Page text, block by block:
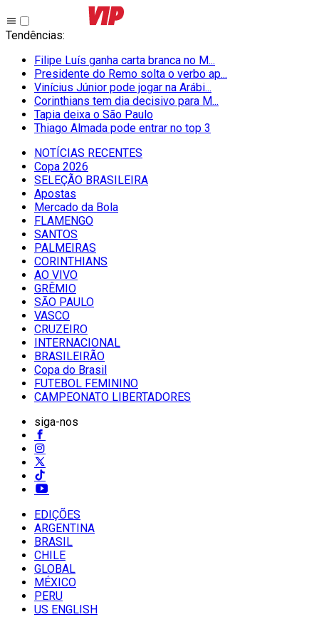
Tendências:
Filipe Luís ganha carta branca no M...
Presidente do Remo solta o verbo ap...
Vinícius Júnior pode jogar na Arábi...
Corinthians tem dia decisivo para M...
Tapia deixa o São Paulo
Thiago Almada pode entrar no top 3
NOTÍCIAS RECENTES
Copa 2026
SELEÇÃO BRASILEIRA
Apostas
Mercado da Bola
FLAMENGO
SANTOS
PALMEIRAS
CORINTHIANS
AO VIVO
GRÊMIO
SĀO PAULO
VASCO
CRUZEIRO
INTERNACIONAL
BRASILEIRÃO
Copa do Brasil
FUTEBOL FEMININO
CAMPEONATO LIBERTADORES
siga-nos
EDIÇÕES
ARGENTINA
BRASIL
CHILE
GLOBAL
MÉXICO
PERU
US ENGLISH